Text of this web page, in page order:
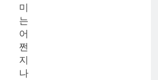
미
는
어
쩐
지
나